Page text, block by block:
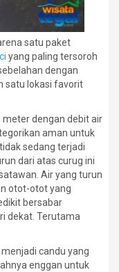
satu paket
yang paling tersoroh
dengan
satu lokasi favorit
meter dengan debit air
aman untuk
sedang terjadi
dari atas curug ini
Air yang turun
otot-otot yang
bersabar
dekat. Terutama
candu yang
enggan untuk